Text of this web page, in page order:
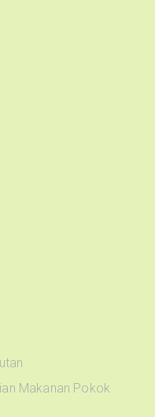
Makanan Pokok